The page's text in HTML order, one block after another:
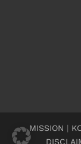
MISSION |